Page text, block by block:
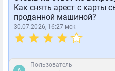
Как снять арест с карты
проданной машиной?
30.07.2026, 16:27 мск
Пользователь